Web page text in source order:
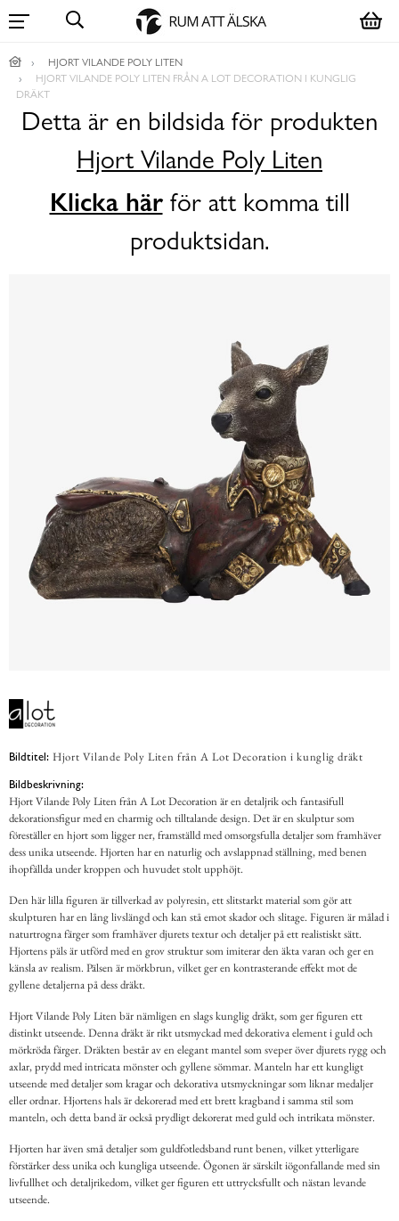
HJORT VILANDE POLY LITEN
HJORT VILANDE POLY LITEN FRÅN A LOT DECORATION I KUNGLIG
DRÄKT
Detta är en bildsida för produkten
Hjort Vilande Poly Liten
Klicka härför att komma till
produktsidan.
Bildtitel: Hjort Vilande Poly Liten från A Lot Decoration i kunglig dräkt
Bildbeskrivning:
Hjort Vilande Poly Liten från A Lot Decoration är en detaljrik och fantasifull
dekorationsfigur med en charmig och tilltalande design. Det är en skulptur som
föreställer en hjort som ligger ner, framställd med omsorgsfulla detaljer som framhäver
dess unika utseende. Hjorten har en naturlig och avslappnad ställning, med benen
ihopfällda under kroppen och huvudet stolt upphöjt.
Den här lilla figuren är tillverkad av polyresin, ett slitstarkt material som gör att
skulpturen har en lång livslängd och kan stå emot skador och slitage. Figuren är målad i
naturtrogna färger som framhäver djurets textur och detaljer på ett realistiskt sätt.
Hjortens päls är utförd med en grov struktur som imiterar den äkta varan och ger en
känsla av realism. Pälsen är mörkbrun, vilket ger en kontrasterande effekt mot de
gyllene detaljerna på dess dräkt.
Hjort Vilande Poly Liten bär nämligen en slags kunglig dräkt, som ger figuren ett
distinkt utseende. Denna dräkt är rikt utsmyckad med dekorativa element i guld och
mörkröda färger. Dräkten består av en elegant mantel som sveper över djurets rygg och
axlar, prydd med intricata mönster och gyllene sömmar. Manteln har ett kungligt
utseende med detaljer som kragar och dekorativa utsmyckningar som liknar medaljer
eller ordnar. Hjortens hals är dekorerad med ett brett kragband i samma stil som
manteln, och detta band är också prydligt dekorerat med guld och intrikata mönster.
Hjorten har även små detaljer som guldfotledsband runt benen, vilket ytterligare
förstärker dess unika och kungliga utseende. Ögonen är särskilt iögonfallande med sin
livfullhet och detaljrikedom, vilket ger figuren ett uttrycksfullt och nästan levande
utseende.